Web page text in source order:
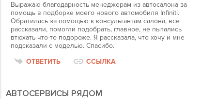
АВТОСЕРВИСЫ РЯДОМ
Выражаю благодарность менеджерам из автосалона за
помощь в подборке моего нового автомобиля Infiniti.
Обратилась за помощью к консультантам салона, все
рассказали, помогли подобрать, главное, не пытались
втюхать что-то подороже. Я рассказала, что хочу и мне
подсказали с моделью. Спасибо.
ОТВЕТИТЬ
ССЫЛКА